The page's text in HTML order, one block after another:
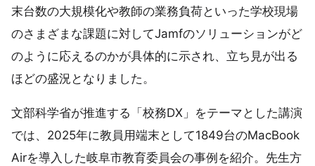
末台数の大規模化や教師の業務負荷といった学校現場
のさまざまな課題に対してJamfのソリューションがど
のように応えるのかが具体的に示され、立ち見が出る
ほどの盛況となりました。
文部科学省が推進する「校務DX」をテーマとした講演
では、2025年に教員用端末として1849台のMacBook
Airを導入した岐阜市教育委員会の事例を紹介。先生方